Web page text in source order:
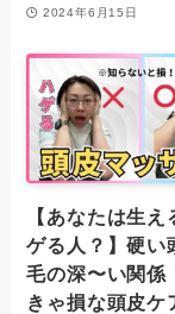
2024年6月15日
【あなたは生え
ゲる人？】硬い
毛の深〜い関係
きゃ損な頭皮ケ